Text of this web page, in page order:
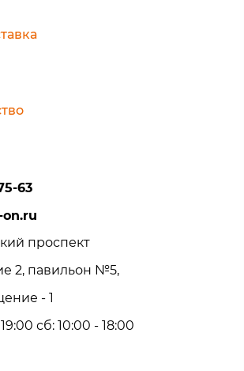
63
проспект
2, павильон №5,
- 1
сб: 10:00 - 18:00